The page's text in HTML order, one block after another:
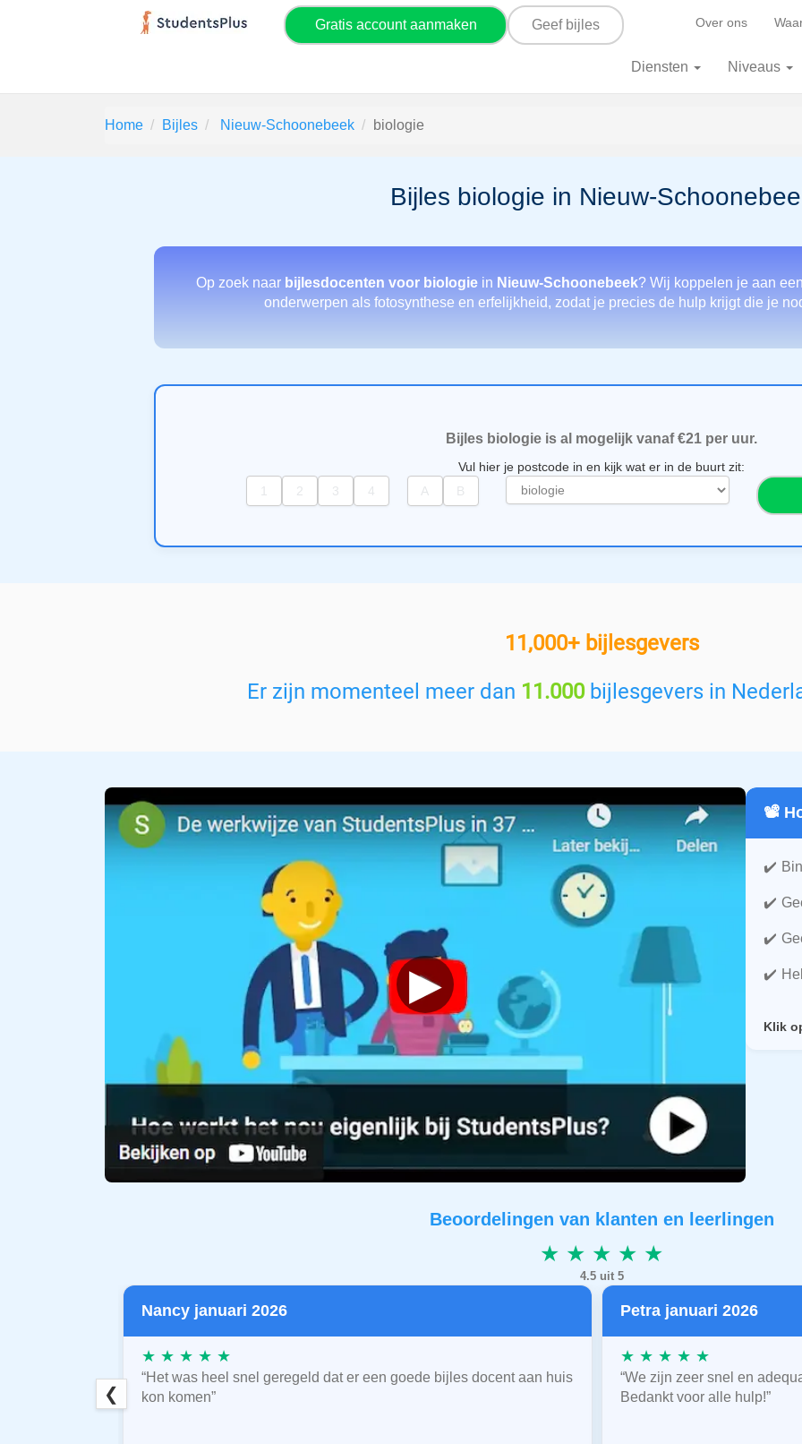
Gratis account aanmaken Geef bijles Over ons
Diensten Niveaus
Home Bijles Nieuw-Schoonebeek biologie
Bijles biologie in Nieuw-
Op zoek naar bijlesdocenten voor biologiein Nieuw-Schoonebeek? Wij koppelen je aan
onderwerpen als fotosynthese en erfelijkheid, zodat je precies de hulp krijgt die je
Bijles biologie is al mogelijk vanaf €21 per uur.
Vul hier je postcode in en kijk wat er in de buurt zit:
e
e
n
11,000+ bijlesgevers
Er zijn momenteel meer dan 11.000bijlesgevers in
▶
📽️
Klik
Beoordelingen van klanten en leerlingen
★ ★ ★ ★ ★
4.5 uit 5
Nancy januari 2026
★ ★ ★ ★ ★
“Het was heel snel geregeld dat er een goede bijles docent aan huis
kon komen”
Petra januari 2026
★ ★ ★ ★ ★
“We zijn zeer snel en
Bedankt voor alle hulp!”
❮